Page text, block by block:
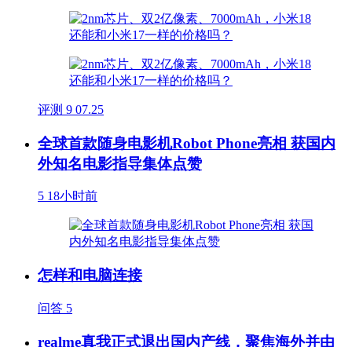
评测 9 07.25
全球首款随身电影机Robot Phone亮相 获国内
外知名电影指导集体点赞
5 18小时前
怎样和电脑连接
问答 5
realme真我正式退出国内产线，聚焦海外并由